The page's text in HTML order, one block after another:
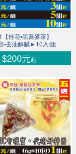
桂花▪黑蕎麥茶】
▪去油解膩►10入/組
$200元起